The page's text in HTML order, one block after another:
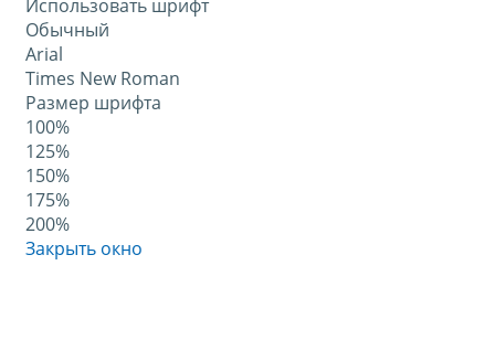
Использовать шрифт
Обычный
Arial
Times New Roman
Размер шрифта
100%
125%
150%
175%
200%
Закрыть окно